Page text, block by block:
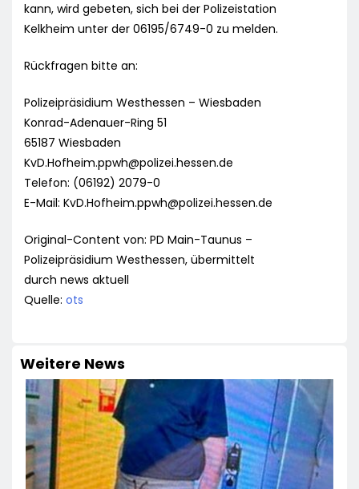
kann, wird gebeten, sich bei der Polizeistation
Kelkheim unter der 06195/6749-0 zu melden.
Rückfragen bitte an:
Polizeipräsidium Westhessen – Wiesbaden
Konrad-Adenauer-Ring 51
65187 Wiesbaden
KvD.Hofheim.ppwh@polizei.hessen.de
Telefon: (06192) 2079-0
E-Mail: KvD.Hofheim.ppwh@polizei.hessen.de
Original-Content von: PD Main-Taunus –
Polizeipräsidium Westhessen, übermittelt
durch news aktuell
Quelle: ots
Weitere News